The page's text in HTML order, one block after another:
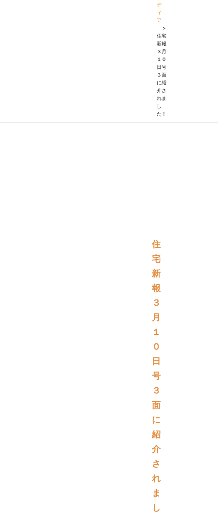
デ
ィ
ア
>
住宅
新報
３月
１０
日号
３面
に紹
介さ
れま
し
た！
住
宅
新
報
３
月
１
０
日
号
３
面
に
紹
介
さ
れ
ま
し